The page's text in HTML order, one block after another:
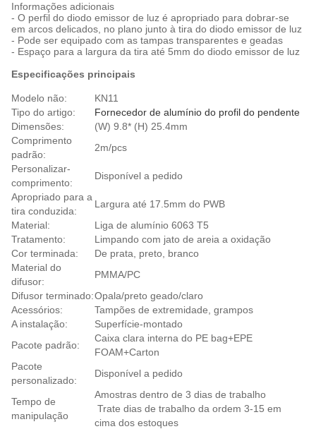
Informações adicionais
- O perfil do diodo emissor de luz é apropriado para dobrar-se
em arcos delicados, no plano junto à tira do diodo emissor de luz
- Pode ser equipado com as tampas transparentes e geadas
- Espaço para a largura da tira até 5mm do diodo emissor de luz
Especificações principais
Modelo não:
KN11
Tipo do artigo:
Fornecedor de alumínio do profil do pendente
Dimensões:
(W) 9.8* (H) 25.4mm
Comprimento
padrão:
2m/pcs
Personalizar-
comprimento:
Disponível a pedido
Apropriado para a
tira conduzida:
Largura até 17.5mm do PWB
Material:
Liga de alumínio 6063 T5
Tratamento:
Limpando com jato de areia a oxidação
Cor terminada:
De prata, preto, branco
Material do
difusor:
PMMA/PC
Difusor terminado:Opala/preto geado/claro
Acessórios:
Tampões de extremidade, grampos
A instalação:
Superfície-montado
Pacote padrão:
Caixa clara interna do PE bag+EPE
FOAM+Carton
Pacote
personalizado:
Disponível a pedido
Tempo de
manipulação
Amostras dentro de 3 dias de trabalho
Trate dias de trabalho da ordem 3-15 em
cima dos estoques